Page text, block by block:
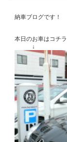
納車ブログです！
本日のお車はコチラ
↓